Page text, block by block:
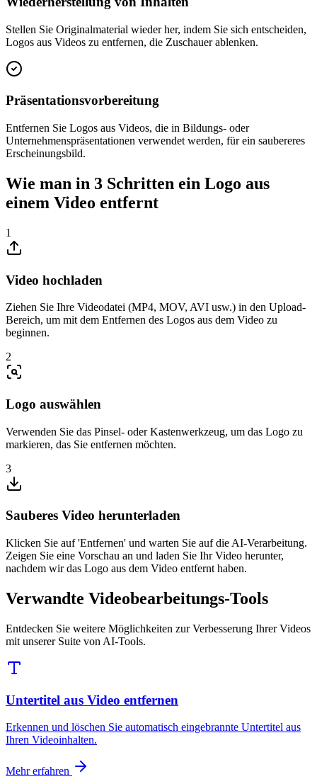
Stellen Sie Originalmaterial wieder her, indem Sie sich entscheiden,
Logos aus Videos zu entfernen, die Zuschauer ablenken.
Präsentationsvorbereitung
Entfernen Sie Logos aus Videos, die in Bildungs- oder
Unternehmenspräsentationen verwendet werden, für ein saubereres
Erscheinungsbild.
Wie man in 3 Schritten ein Logo aus
einem Video entfernt
1
Video hochladen
Ziehen Sie Ihre Videodatei (MP4, MOV, AVI usw.) in den Upload-
Bereich, um mit dem Entfernen des Logos aus dem Video zu
beginnen.
2
Logo auswählen
Verwenden Sie das Pinsel- oder Kastenwerkzeug, um das Logo zu
markieren, das Sie entfernen möchten.
3
Sauberes Video herunterladen
Klicken Sie auf 'Entfernen' und warten Sie auf die AI-Verarbeitung.
Zeigen Sie eine Vorschau an und laden Sie Ihr Video herunter,
nachdem wir das Logo aus dem Video entfernt haben.
Verwandte Videobearbeitungs-Tools
Entdecken Sie weitere Möglichkeiten zur Verbesserung Ihrer Videos
mit unserer Suite von AI-Tools.
Untertitel aus Video entfernen
Erkennen und löschen Sie automatisch eingebrannte Untertitel aus
Ihren Videoinhalten.
Mehr erfahren